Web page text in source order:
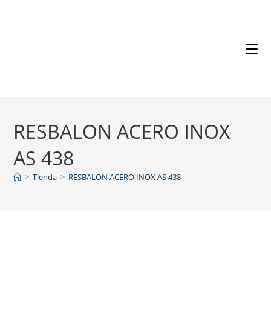
RESBALON ACERO INOX
AS 438
> Tienda > RESBALON ACERO INOX AS 438